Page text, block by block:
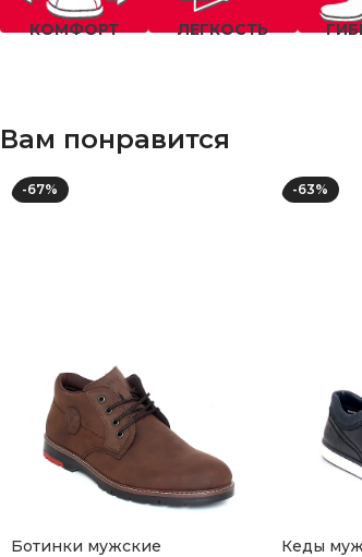
КОМФОРТ ЛЕГКОСТЬ
Вам понравится
-67%
Ботинки мужские
-63%
Кеды